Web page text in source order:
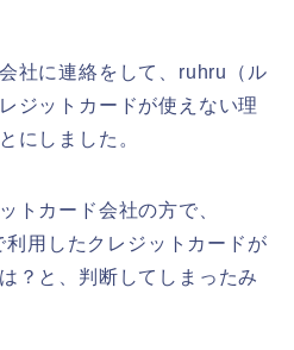
社に連絡をして、ruhru（ル
ジットカードが使えない理
にしました。
トカード会社の方で、
用したクレジットカードが
？と、判断してしまったみ